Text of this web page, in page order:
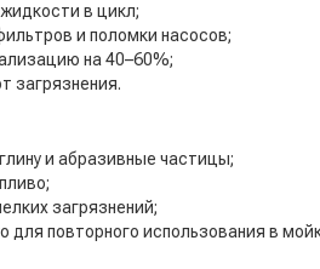
в цикл;
и поломки насосов;
на 40–60%;
загрязнения.
и абразивные частицы;
загрязнений;
повторного использования в